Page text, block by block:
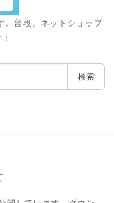
。普段、ネットショップ
検索